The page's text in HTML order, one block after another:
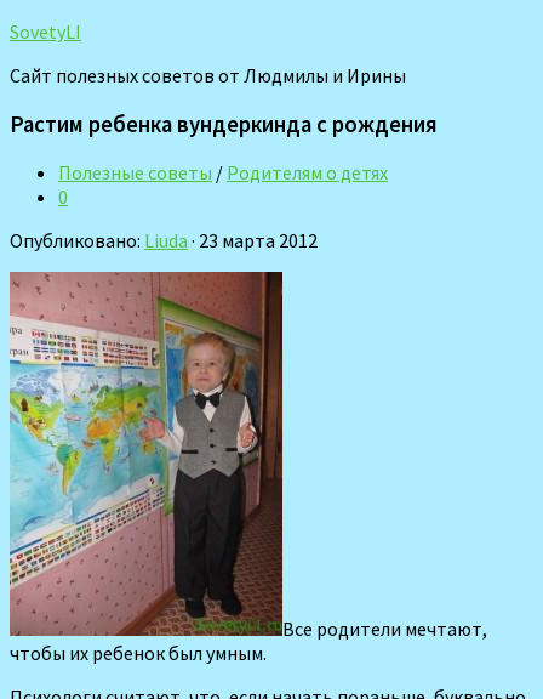
SovetyLI
Сайт полезных советов от Людмилы и Ирины
Растим ребенка вундеркинда с рождения
Полезные советы / Родителям о детях
0
Опубликовано: Liuda · 23 марта 2012
Все родители мечтают,
чтобы их ребенок был умным.